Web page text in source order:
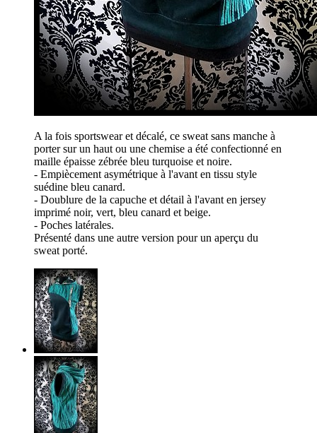
A la fois sportswear et décalé, ce sweat sans manche à
porter sur un haut ou une chemise a été confectionné en
maille épaisse zébrée bleu turquoise et noire.
- Empiècement asymétrique à l'avant en tissu style
suédine bleu canard.
- Doublure de la capuche et détail à l'avant en jersey
imprimé noir, vert, bleu canard et beige.
- Poches latérales.
Présenté dans une autre version pour un aperçu du
sweat porté.